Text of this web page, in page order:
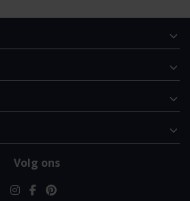
Volg ons